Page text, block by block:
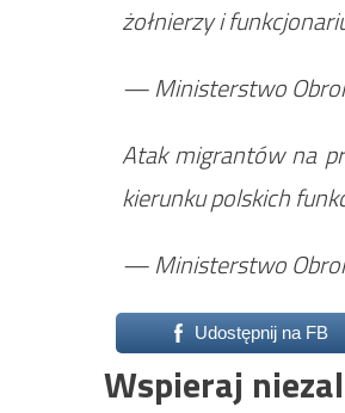
żołnierzy i
— Ministerstwo
Atak migrantów na
kierunku polskich
— Ministerstwo
Udostępnij na FB
Wspieraj